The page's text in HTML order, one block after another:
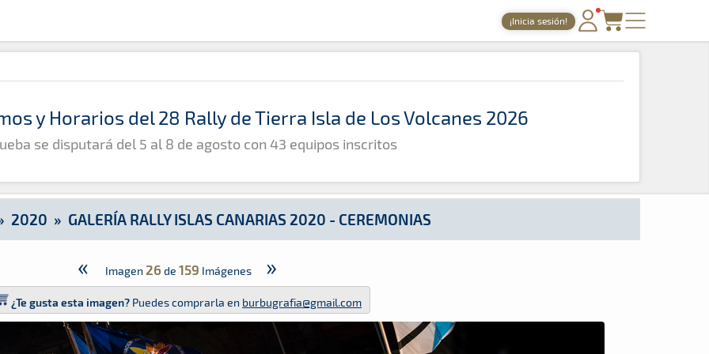
¡Inicia sesión!
PORTADA
TIEMPOS ONLINE
GALERÍAS
ARCHIVO
- Ceremonias
y Horarios del 28 Rally de Tierra Isla de Los Volcanes 2026
se disputará del 5 al 8 de agosto con 43 equipos inscritos
2020 » GALERÍA RALLY ISLAS CANARIAS 2020 - CEREMONIAS
« Imagen 26 de 159 Imágenes »
¿Te gusta esta imagen? Puedes comprarla en burbugrafia@gmail.com